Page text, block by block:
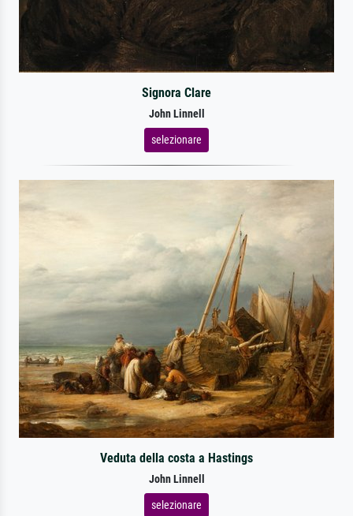
Signora Clare
John Linnell
selezionare
Veduta della costa a Hastings
John Linnell
selezionare